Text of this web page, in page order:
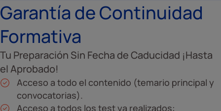
Garantía de Continuidad
Formativa
Tu Preparación Sin Fecha de Caducidad ¡Hasta
el Aprobado!
Acceso a todo el contenido (temario principal y
convocatorias).
Acceso a todos los test ya realizados: